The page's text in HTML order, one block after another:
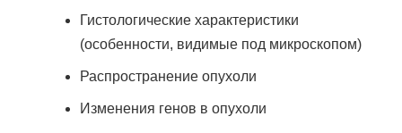
Гистологические характеристики
(особенности, видимые под микроскопом)
Распространение опухоли
Изменения генов в опухоли